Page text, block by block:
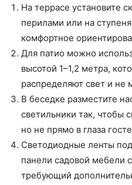
На террасе установите
перилами или на
комфортное
Для патио можно
высотой 1–1,2 метра,
распределяют свет и
В беседке разместите
светильники так, чтобы
но не прямо в глаза
Светодиодные ленты
панели садовой мебели
требующий